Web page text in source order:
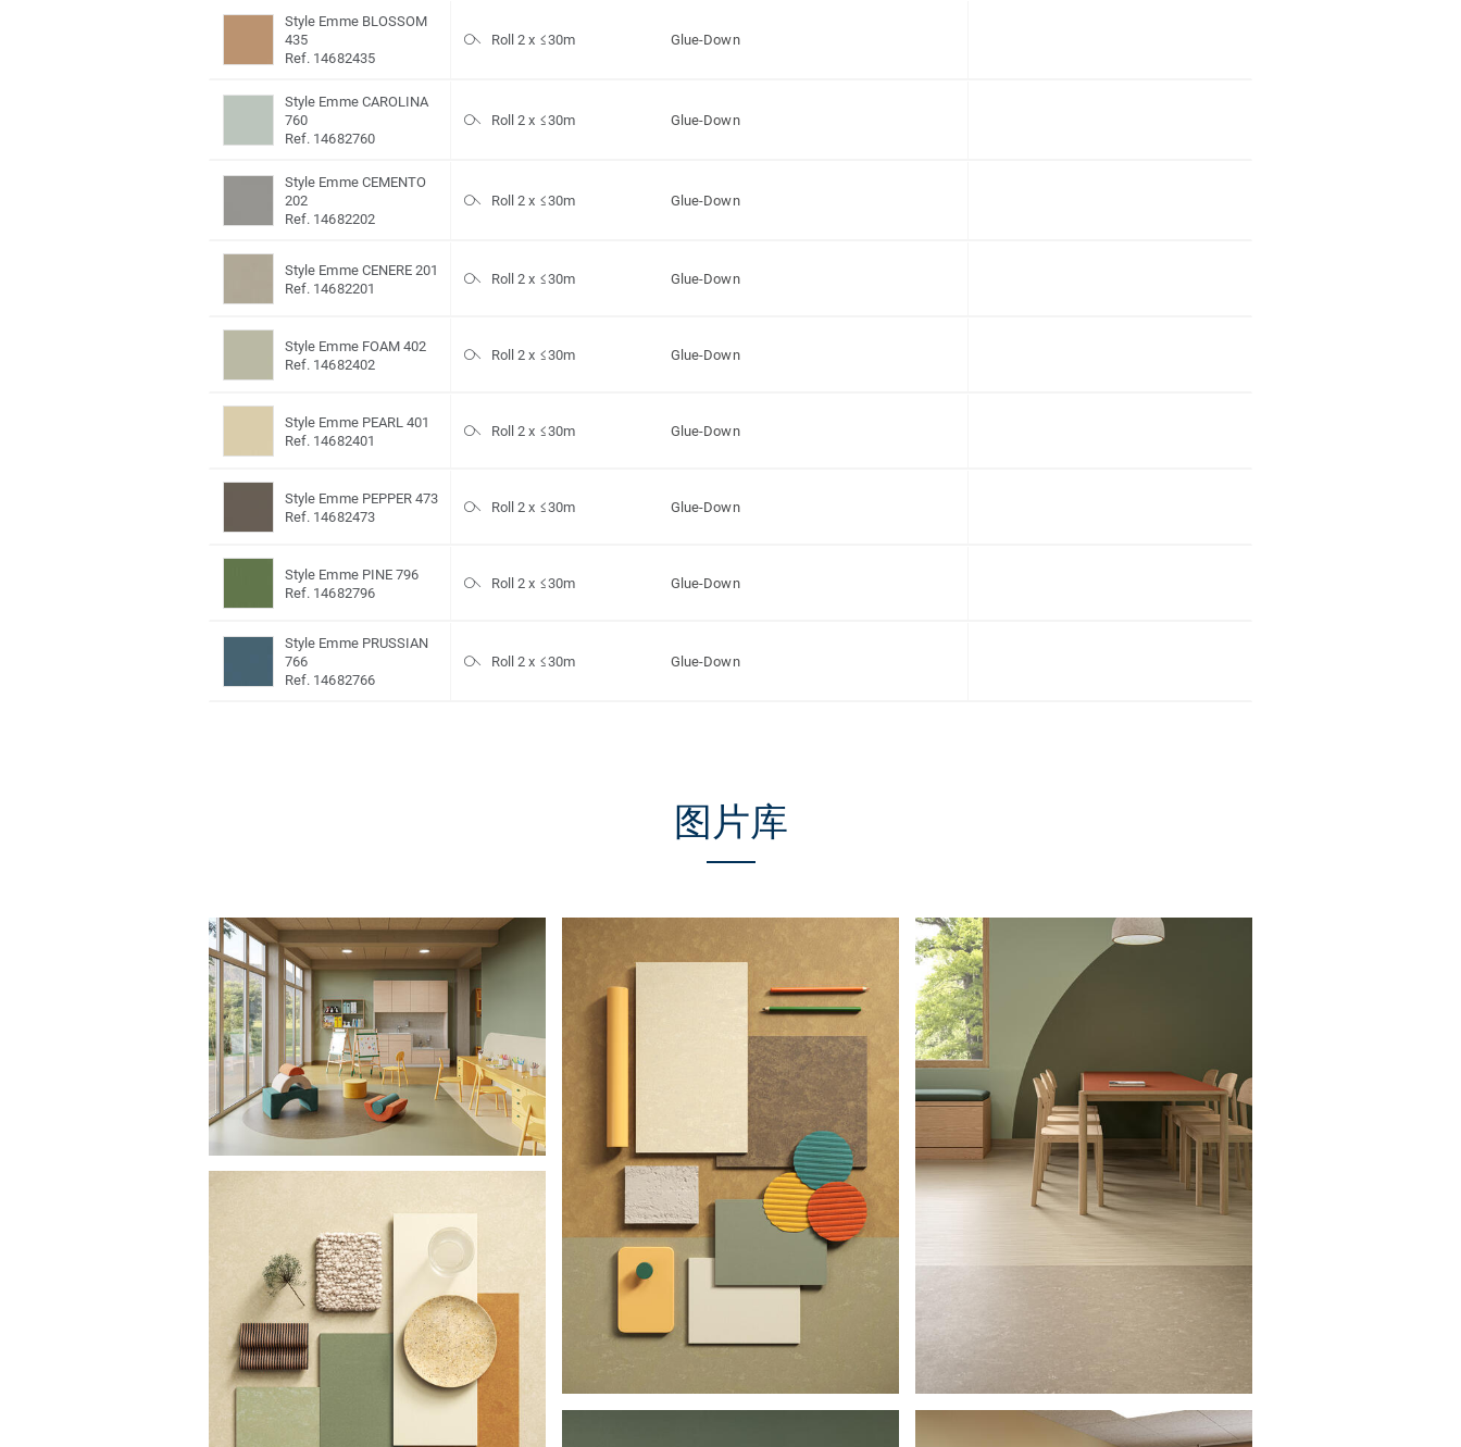
Style Emme BLOSSOM
435
Ref. 14682435
Roll 2 x ≤30m Glue-Down
Style Emme CAROLINA
760
Ref. 14682760
Roll 2 x ≤30m Glue-Down
Style Emme CEMENTO
202
Ref. 14682202
Roll 2 x ≤30m Glue-Down
Style Emme CENERE 201
Ref. 14682201
Roll 2 x ≤30m Glue-Down
Style Emme FOAM 402
Ref. 14682402
Roll 2 x ≤30m Glue-Down
Style Emme PEARL 401
Ref. 14682401
Roll 2 x ≤30m Glue-Down
Style Emme PEPPER 473
Ref. 14682473
Roll 2 x ≤30m Glue-Down
Style Emme PINE 796
Ref. 14682796
Roll 2 x ≤30m Glue-Down
Style Emme PRUSSIAN
766
Ref. 14682766
Roll 2 x ≤30m Glue-Down
图片库